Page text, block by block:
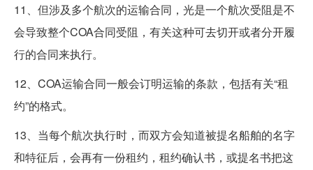
11、但涉及多个航次的运输合同，光是一个航次受阻是不
会导致整个COA合同受阻，有关这种可去切开或者分开履
行的合同来执行。
12、COA运输合同一般会订明运输的条款，包括有关“租
约”的格式。
13、当每个航次执行时，而双方会知道被提名船舶的名字
和特征后，会再有一份租约，租约确认书，或提名书把这